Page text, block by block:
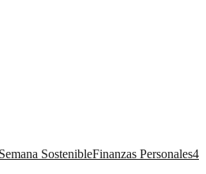
Semana SostenibleFinanzas Personales4